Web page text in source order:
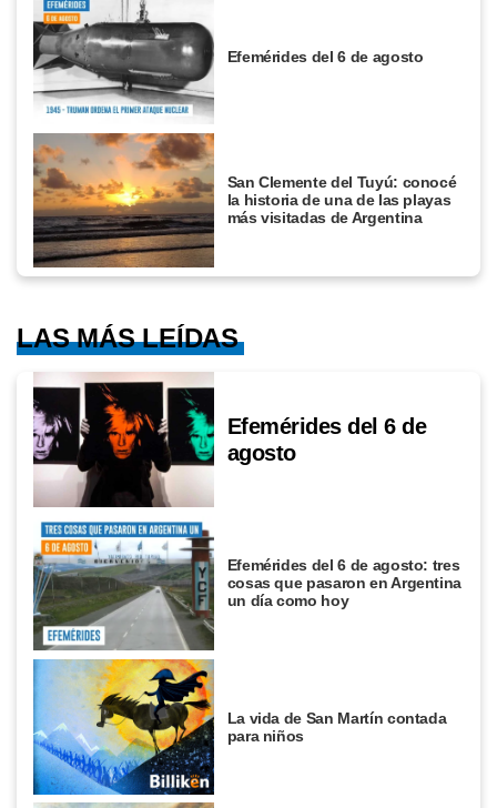
Efemérides del 6 de agosto
San Clemente del Tuyú: conocé
la historia de una de las playas
más visitadas de Argentina
LAS MÁS LEÍDAS
Efemérides del 6 de
agosto
Efemérides del 6 de agosto: tres
cosas que pasaron en Argentina
un día como hoy
La vida de San Martín contada
para niños